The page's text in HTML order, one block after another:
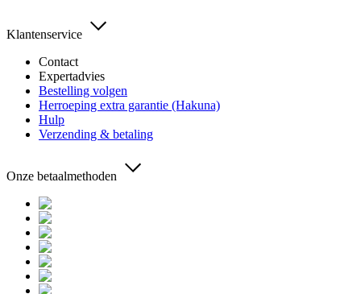
Klantenservice
Contact
Expertadvies
Bestelling volgen
Herroeping extra garantie (Hakuna)
Hulp
Verzending & betaling
Onze betaalmethoden